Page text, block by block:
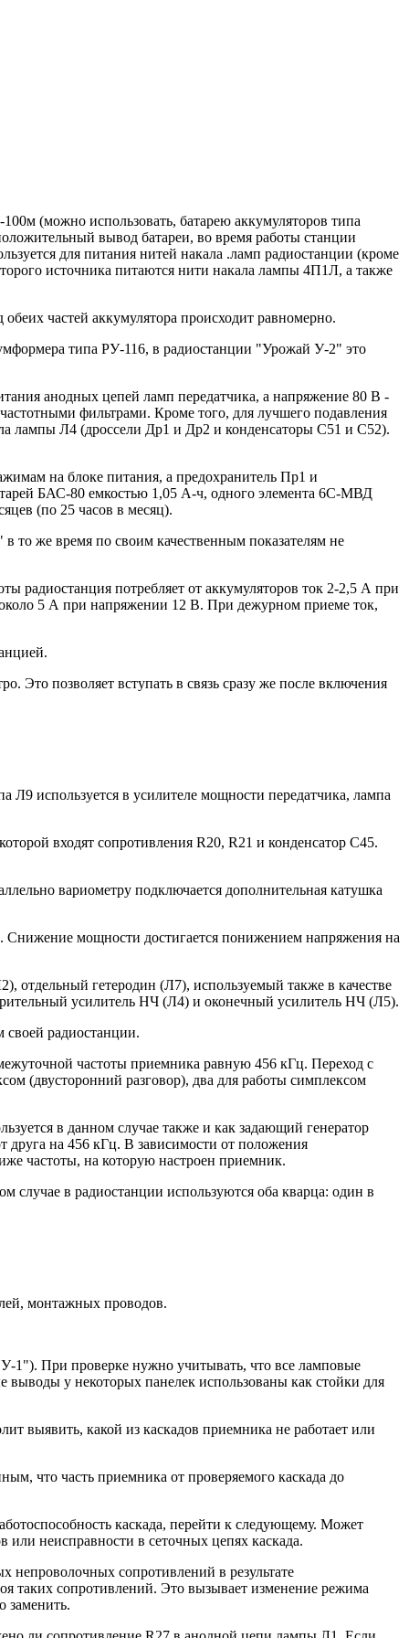
(можно использовать, батарею аккумуляторов типа
вывод батареи, во время работы станции
для питания нитей накала .ламп радиостанции (кроме
источника питаются нити накала лампы 4П1Л, а также
частей аккумулятора происходит равномерно.
типа РУ-116, в радиостанции "Урожай У-2" это
анодных цепей ламп передатчика, а напряжение 80 В -
фильтрами. Кроме того, для лучшего подавления
лампы Л4 (дроссели Др1 и Др2 и конденсаторы C51 и C52).
на блоке питания, а предохранитель Пр1 и
БАС-80 емкостью 1,05 А-ч, одного элемента 6С-МВД
(по 25 часов в месяц).
то же время по своим качественным показателям не
радиостанция потребляет от аккумуляторов ток 2-2,5 А при
5 А при напряжении 12 В. При дежурном приеме ток,
Это позволяет вступать в связь сразу же после включения
используется в усилителе мощности передатчика, лампа
входят сопротивления R20, R21 и конденсатор С45.
вариометру подключается дополнительная катушка
Снижение мощности достигается понижением напряжения на
отдельный гетеродин (Л7), используемый также в качестве
усилитель НЧ (Л4) и оконечный усилитель НЧ (Л5).
радиостанции.
частоты приемника равную 456 кГц. Переход с
(двусторонний разговор), два для работы симплексом
в данном случае также и как задающий генератор
друга на 456 кГц. В зависимости от положения
частоты, на которую настроен приемник.
случае в радиостанции используются оба кварца: один в
монтажных проводов.
У-1"). При проверке нужно учитывать, что все ламповые
у некоторых панелек использованы как стойки для
выявить, какой из каскадов приемника не работает или
что часть приемника от проверяемого каскада до
каскада, перейти к следующему. Может
или неисправности в сеточных цепях каскада.
непроволочных сопротивлений в результате
таких сопротивлений. Это вызывает изменение режима
заменить.